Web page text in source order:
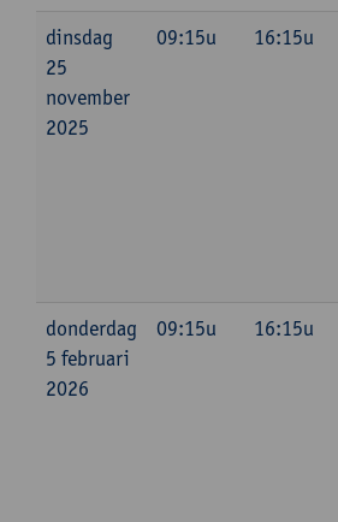
dinsdag
25
november
2025
09:15u 16:15u
donderdag
5 februari
2026
09:15u 16:15u